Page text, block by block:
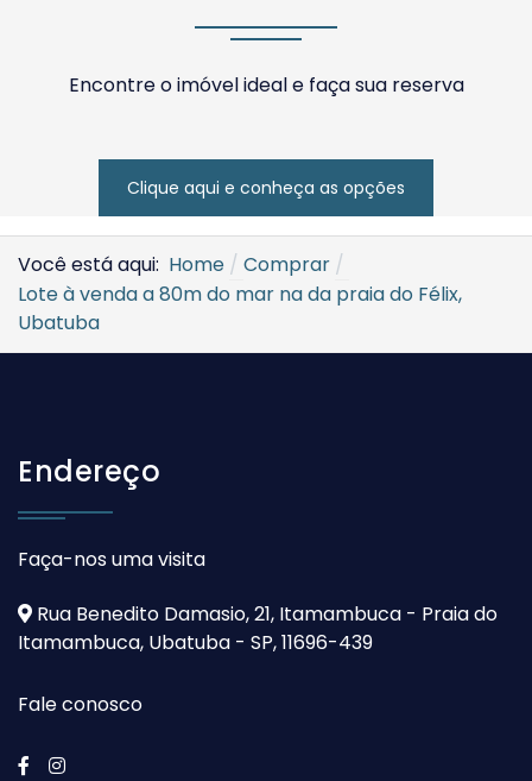
Encontre o imóvel ideal e faça sua reserva
Clique aqui e conheça as opções
Você está aqui: Home
Comprar
Lote à venda a 80m do mar na da praia do Félix,
Ubatuba
Endereço
Faça-nos uma visita
Rua Benedito Damasio, 21, Itamambuca - Praia do
Itamambuca, Ubatuba - SP, 11696-439
Fale conosco